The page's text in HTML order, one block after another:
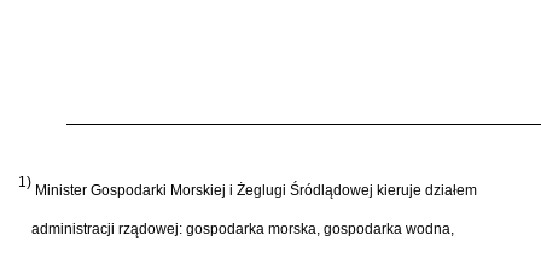
1) Minister Gospodarki Morskiej i Żeglugi Śródlądowej kieruje działem
administracji rządowej: gospodarka morska, gospodarka wodna,